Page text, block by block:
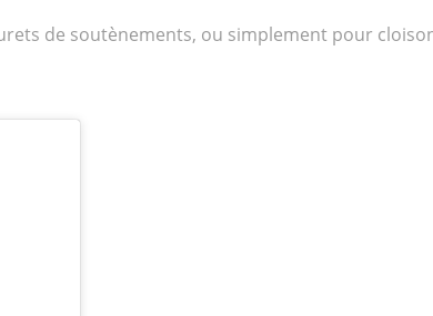
de soutènements, ou simplement pour